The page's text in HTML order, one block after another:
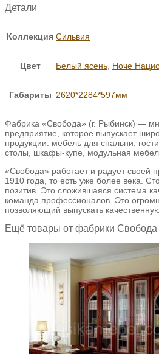
Детали
Коллекция Сильвия
Цвет Белый ясень, Ноче
Габариты 2620*2284*597мм
Фабрика «Свобода» (г. Рыбинск) —
предприятие, которое выпускает
продукции: мебель для спальни,
столы, шкафы-купе, модульная
«Свобода» работает и радует своей
1910 года, то есть уже более века.
позитив. Это сложившаяся система
команда профессионалов. Это
позволяющий выпускать
Ещё товары от фабрики Свобода